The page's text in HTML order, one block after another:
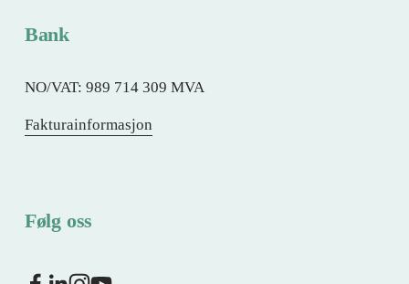
Bank
NO/VAT: 989 714 309 MVA
Fakturainformasjon
Følg oss